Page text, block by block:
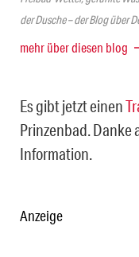
der Dusche – der Blog über
mehr über diesen blog
Es gibt jetzt einen
Prinzenbad. Danke
Information.
Anzeige